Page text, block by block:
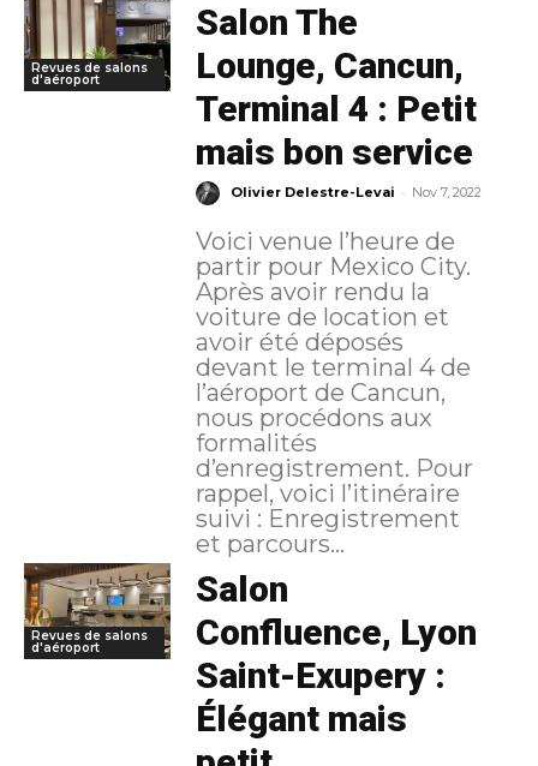
Revues de salons
d'aéroport
Salon The
Lounge, Cancun,
Terminal 4 : Petit
mais bon service
Olivier Delestre-Levai - Nov 7, 2022
Voici venue l’heure de
partir pour Mexico City.
Après avoir rendu la
voiture de location et
avoir été déposés
devant le terminal 4 de
l’aéroport de Cancun,
nous procédons aux
formalités
d’enregistrement. Pour
rappel, voici l’itinéraire
suivi : Enregistrement
et parcours...
Revues de salons
d'aéroport
Salon
Confluence, Lyon
Saint-Exupery :
Élégant mais